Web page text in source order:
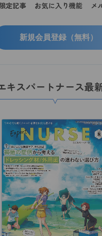
定記事 お気に入り機能 メ
新規会員登録（無料）
キスパートナース最